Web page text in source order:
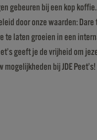
gebeuren bij een kop
door onze waarden:
te laten groeien in een
geeft je de vrijheid om
bij JDE Peet’s!